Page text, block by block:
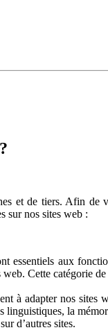
et de tiers. Afin de
sur nos sites web :
essentiels aux
Cette catégorie
à adapter nos sites
linguistiques, la
d’autres sites.